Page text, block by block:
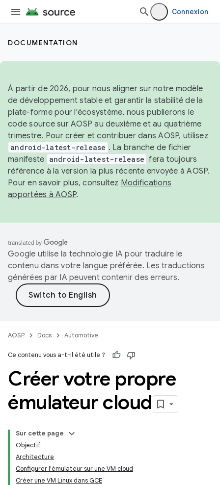
Connexion
DOCUMENTATION
À partir de 2026, pour nous aligner sur notre modèle
de développement stable et garantir la stabilité de la
plate-forme pour l'écosystème, nous publierons le
code source sur AOSP au deuxième et au quatrième
trimestre. Pour créer et contribuer dans AOSP, utilisez
android-latest-release . La branche de fichier
manifeste android-latest-release fera toujours
référence à la version la plus récente envoyée à AOSP.
Pour en savoir plus, consultez Modifications
apportées à AOSP.
Google utilise la technologie IA pour traduire le
contenu dans votre langue préférée. Les traductions
générées par IA peuvent contenir des erreurs.
AOSP Docs Automotive
Ce contenu vous a-t-il été utile ?
Créer votre propre
émulateur cloud
Sur cette page
Objectif
Architecture
Configurer l'émulateur sur une VM cloud
Créer une VM Linux dans GCE